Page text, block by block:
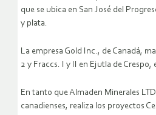
que se ubica en San José del
y plata.
La empresa Gold Inc., de Canadá,
2 y Fraccs. I y II en Ejutla de Crespo,
En tanto que Almaden Minerales
canadienses, realiza los proyectos